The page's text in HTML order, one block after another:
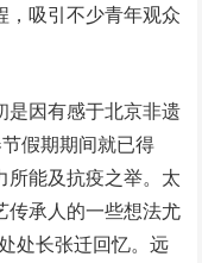
，吸引不少青年观众
因有感于北京非遗
假期期间就已得
所能及抗疫之举。太
传承人的一些想法尤
处长张迁回忆。远